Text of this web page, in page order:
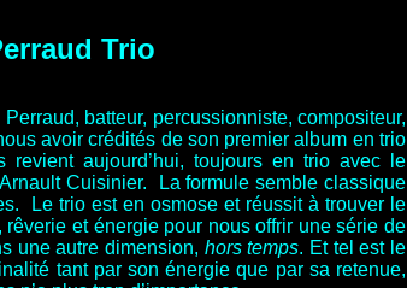
Trio
batteur, percussionniste, compositeur,
avoir crédités de son premier album en trio
aujourd’hui, toujours en trio avec le
Cuisinier. La formule semble classique
Le trio est en osmose et réussit à trouver le
et énergie pour nous offrir une série de
une autre dimension, hors temps. Et tel est le
tant par son énergie que par sa retenue,